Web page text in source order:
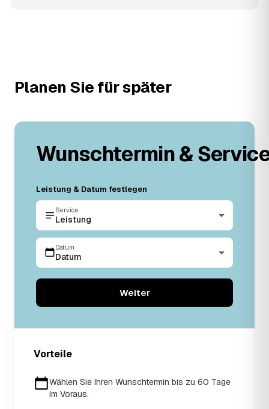
Planen Sie für später
Wunschtermin &
Leistung & Datum festlegen
Service
Leistung
Datum
Datum
Weiter
Vorteile
Wählen Sie Ihren Wunschtermin bis zu 60 Tage
im Voraus.